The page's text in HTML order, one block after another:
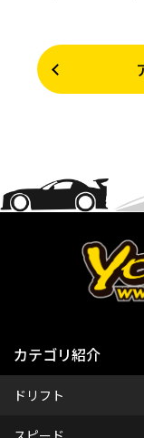
カテゴリ紹介
ドリフト